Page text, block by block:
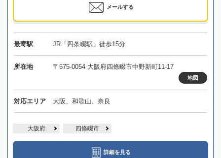
メールする
最寄駅 JR「四条畷駅」徒歩15分
所在地 〒575-0054 大阪府四條畷市中野新町11-17
地図
対応エリア 大阪、和歌山、奈良
大阪府 四條畷市
詳細を見る